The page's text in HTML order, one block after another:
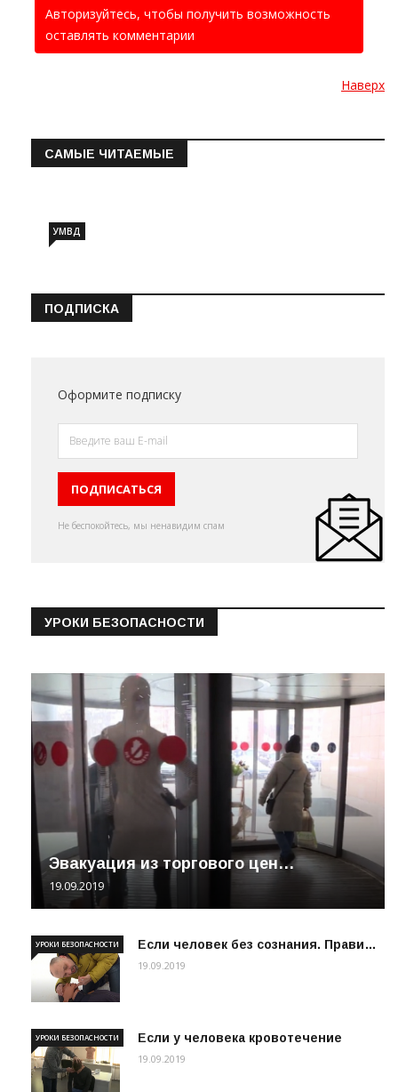
Авторизуйтесь, чтобы получить возможность
оставлять комментарии
Наверх
САМЫЕ ЧИТАЕМЫЕ
УМВД
ПОДПИСКА
Оформите подписку
Не беспокойтесь, мы ненавидим спам
УРОКИ БЕЗОПАСНОСТИ
Эвакуация из торгового цен…
19.09.2019
Если человек без сознания. Прави…
УРОКИ БЕЗОПАСНОСТИ
19.09.2019
Если у человека кровотечение
УРОКИ БЕЗОПАСНОСТИ
19.09.2019